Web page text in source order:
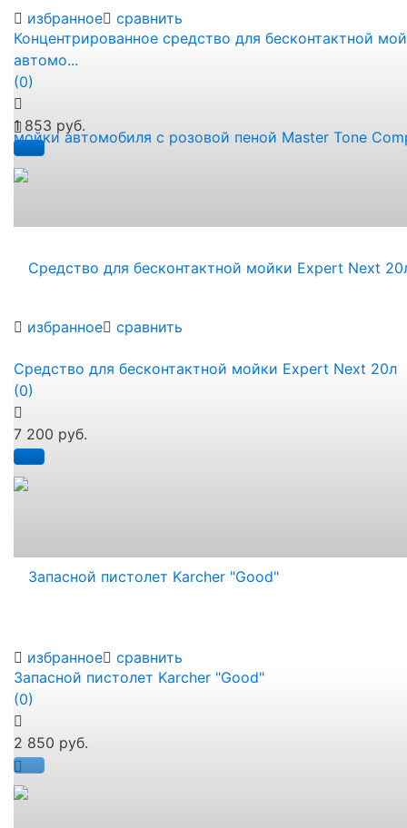
избранное сравнить
избранное сравнить
Концентрированное средство для бесконтактной
автомо...
(0)
1 853 руб.
избранное сравнить
Средство для бесконтактной мойки Expert Next 20л
(0)
7 200 руб.
Запасной пистолет Karcher "Good"
(0)
2 850 руб.